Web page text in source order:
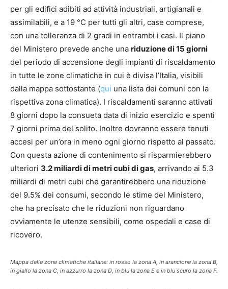
per gli edifici adibiti ad attività industriali, artigianali e
assimilabili, e a 19 °C per tutti gli altri, case comprese,
con una tolleranza di 2 gradi in entrambi i casi. Il piano
del Ministero prevede anche una riduzione di 15 giorni
del periodo di accensione degli impianti di riscaldamento
in tutte le zone climatiche in cui è divisa l’Italia, visibili
dalla mappa sottostante (qui una lista dei comuni con la
rispettiva zona climatica). I riscaldamenti saranno attivati
8 giorni dopo la consueta data di inizio esercizio e spenti
7 giorni prima del solito. Inoltre dovranno essere tenuti
accesi per un’ora in meno ogni giorno rispetto al passato.
Con questa azione di contenimento si risparmierebbero
ulteriori 3.2 miliardi di metri cubi di gas, arrivando ai 5.3
miliardi di metri cubi che garantirebbero una riduzione
del 9.5% dei consumi, secondo le stime del Ministero,
che ha precisato che le riduzioni non riguardano
ovviamente le utenze sensibili, come ospedali e case di
ricovero.
Mappa delle zone climatiche italiane: in rosso la zona A, in arancione la zona B,
in giallo la zona C, in azzurro la zona D, in blu la zona E e in blu scuro la zona F.